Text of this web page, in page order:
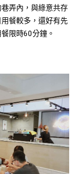
弄內，與綠意共存
餐較多，還好有先
限時60分鐘。